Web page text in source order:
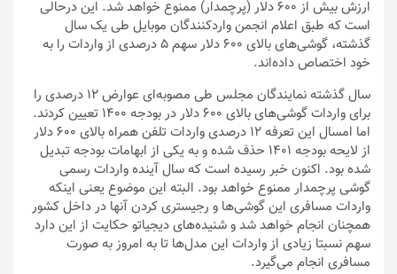
ارزش بیش از 600 دلار (پرچمدار) ممنوع خواهد شد. این درحالی
است که طبق اعلام انجمن واردکنندگان موبایل طی یک سال
گذشته، گوشی‌های بالای 600 دلار سهم 5 درصدی از واردات را به
خود اختصاص داده‌اند.
سال گذشته نمایندگان مجلس طی مصوبه‌ای عوارض 12 درصدی را
برای واردات گوشی‌های بالای 600 دلار در بودجه 1400 تعیین کردند.
اما امسال این تعرفه 12 درصدی واردات تلفن همراه بالای 600 دلار
از لایحه بودجه 1401 حذف شده و به یکی از ابهامات بودجه تبدیل
شده بود. اکنون خبر رسیده است که سال آینده واردات رسمی
گوشی پرچمدار ممنوع خواهد بود. البته این موضوع یعنی اینکه
واردات مسافری این گوشی‌ها و رجیستری کردن آنها در داخل کشور
همچنان انجام خواهد شد و شنیده‌های دیجیاتو حکایت از این دارد
سهم نسبتا زیادی از واردات این مدل‌ها تا به امروز به صورت
مسافری انجام می‌گیرد.